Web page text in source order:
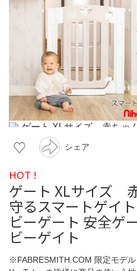
シェア
HOT !
ゲート XLサイズ
守るスマートゲイ
ビーゲート 安全ゲ
ビーゲイト
※FABRESMITH.COM 限定モデル